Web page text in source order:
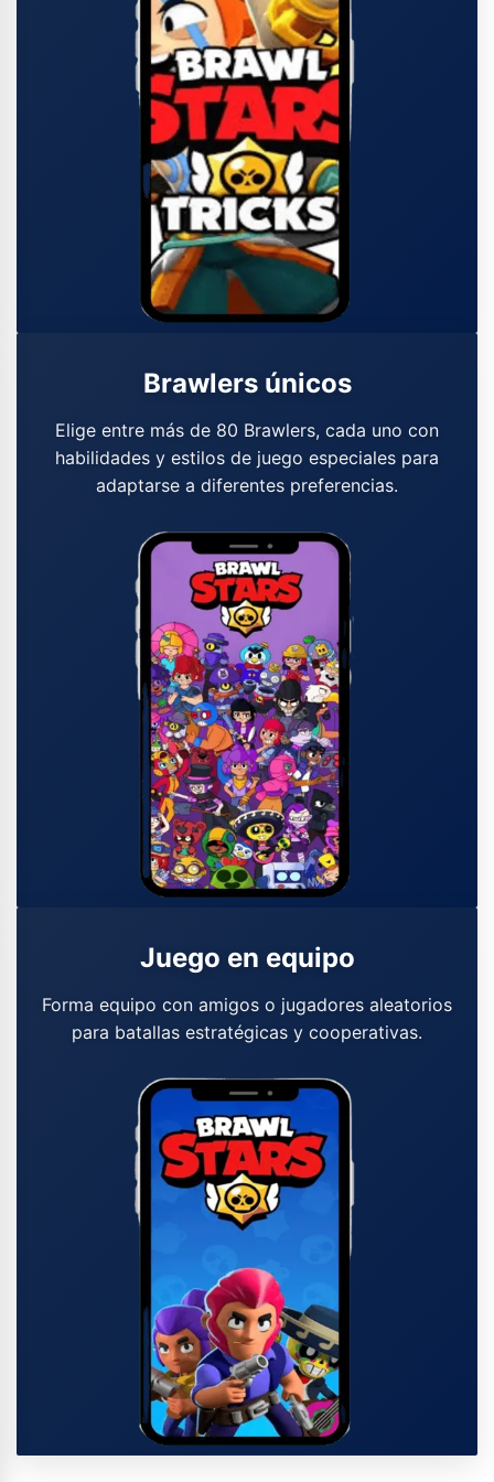
Brawlers únicos
Elige entre más de 80 Brawlers, cada uno con
habilidades y estilos de juego especiales para
adaptarse a diferentes preferencias.
Juego en equipo
Forma equipo con amigos o jugadores aleatorios
para batallas estratégicas y cooperativas.